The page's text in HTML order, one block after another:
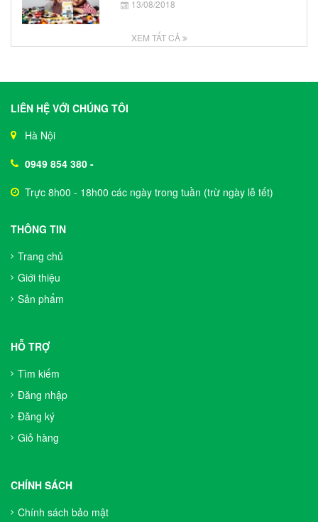
13/08/2018
XEM TẤT CẢ
LIÊN HỆ VỚI CHÚNG TÔI
Hà Nội
0949 854 380 -
Trực 8h00 - 18h00 các ngày trong tuần (trừ ngày lễ tết)
THÔNG TIN
Trang chủ
Giới thiệu
Sản phẩm
HỖ TRỢ
Tìm kiếm
Đăng nhập
Đăng ký
Giỏ hàng
CHÍNH SÁCH
Chính sách bảo mật